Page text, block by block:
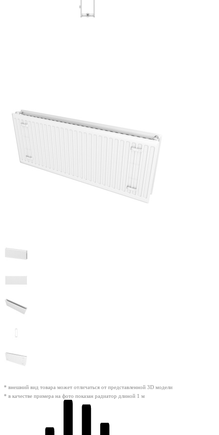
* внешний вид товара может отличаться от представленной 3D модели
* в качестве примера на фото показан радиатор длиной 1 м